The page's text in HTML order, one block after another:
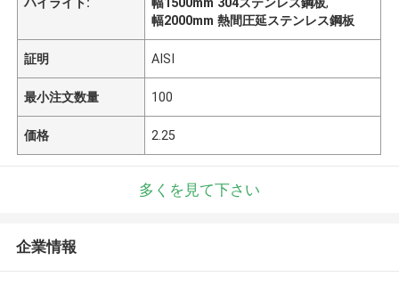
幅2000mm 熱間圧延ステンレス鋼板
証明 AISI
最小注文数量 100
価格 2.25
多くを見て下さい
企業情報